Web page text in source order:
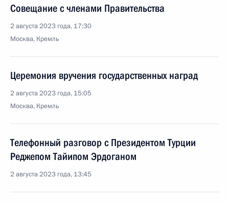
Совещание с членами Правительства
2 августа 2023 года, 17:30
Москва, Кремль
Церемония вручения государственных наград
2 августа 2023 года, 15:05
Москва, Кремль
Телефонный разговор с Президентом Турции
Реджепом Тайипом Эрдоганом
2 августа 2023 года, 13:45